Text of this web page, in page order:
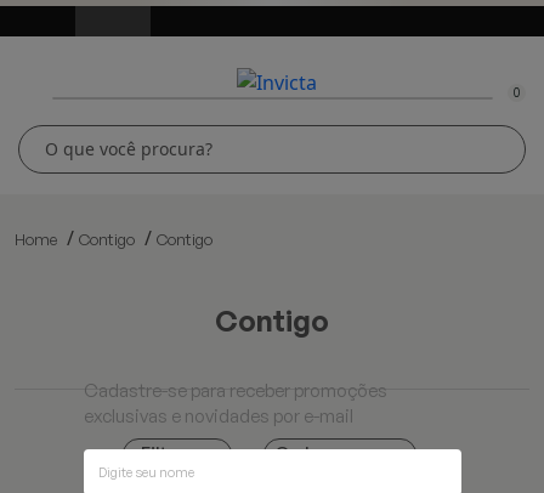
0
Home Contigo Contigo
contigo
Filtros Ordenar por
Cadastre-se para receber promoções
exclusivas e novidades por e-mail